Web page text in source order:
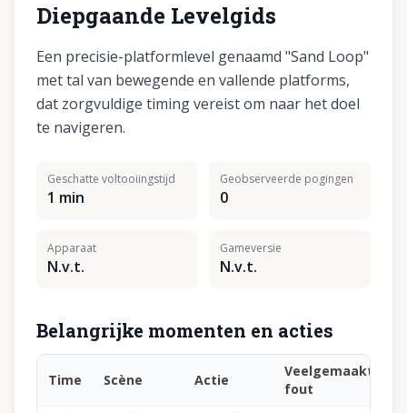
Diepgaande Levelgids
Een precisie-platformlevel genaamd "Sand Loop"
met tal van bewegende en vallende platforms,
dat zorgvuldige timing vereist om naar het doel
te navigeren.
Geschatte voltooiingstijd
1 min
Geobserveerde pogingen
0
Apparaat
N.v.t.
Gameversie
N.v.t.
Belangrijke momenten en acties
Time Scène Actie
Veelgemaakte
fout